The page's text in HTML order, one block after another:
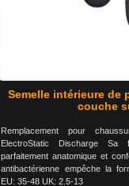
Semelle intérieure de
couche
Remplacement pour
ElectroStatic Discharge Sa
parfaitement anatomique et
antibactérienne empêche la
EU: 35-48 UK: 2.5-13